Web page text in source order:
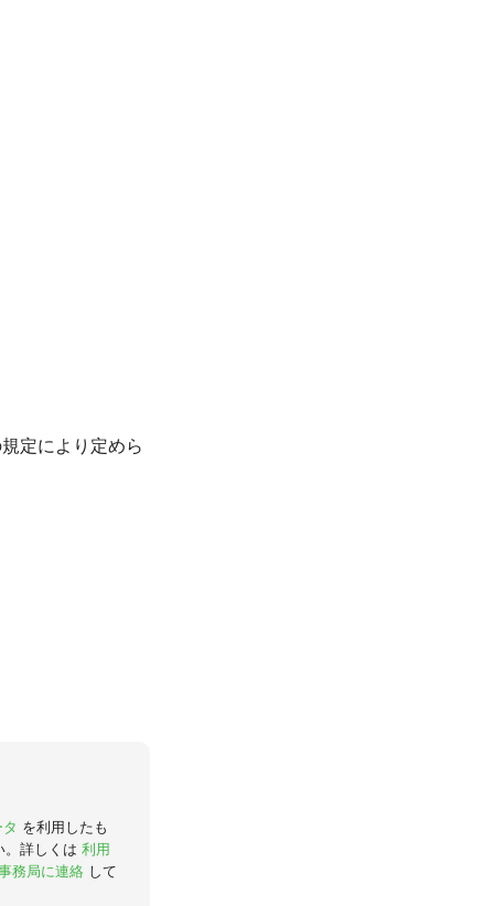
定により定めら
を利用したも
。詳しくは 利用
務局に連絡 して